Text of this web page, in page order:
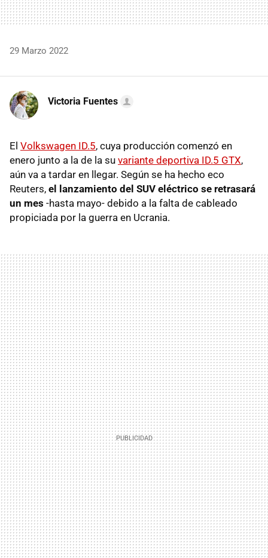
29 Marzo 2022
Victoria Fuentes
El Volkswagen ID.5, cuya producción comenzó en
enero junto a la de la su variante deportiva ID.5 GTX,
aún va a tardar en llegar. Según se ha hecho eco
Reuters, el lanzamiento del SUV eléctrico se retrasará
un mes -hasta mayo- debido a la falta de cableado
propiciada por la guerra en Ucrania.